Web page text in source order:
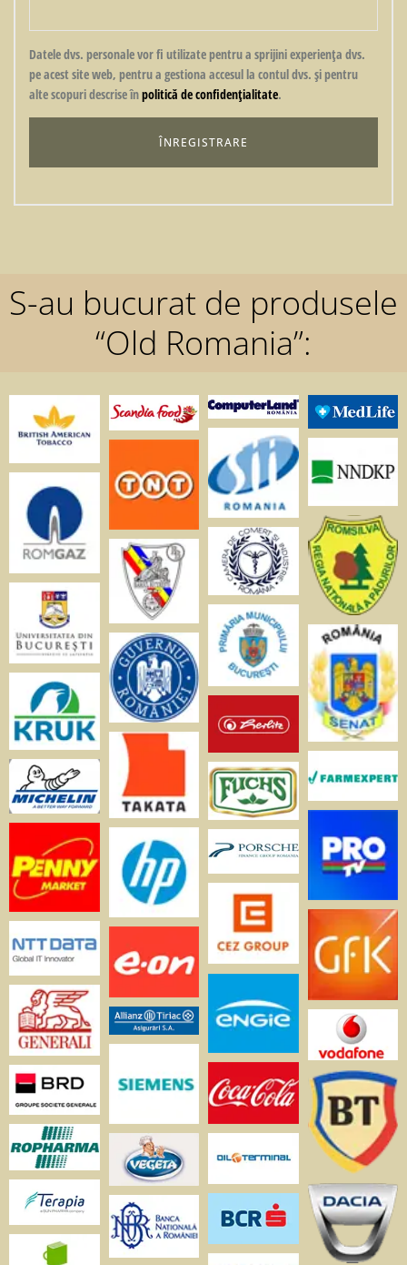
Datele dvs. personale vor fi utilizate pentru a sprijini experiența dvs.
pe acest site web, pentru a gestiona accesul la contul dvs. și pentru
alte scopuri descrise înpolitică de confidențialitate.
S-au bucurat de produsele
“Old Romania”: